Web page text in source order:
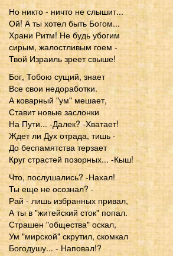
Но никто - ничто не слышит...
Ой! А ты хотел быть Богом...
Храни Ритм! Не будь убогим
сирым, жалостливым гоем -
Твой Израиль зреет свыше!
Бог, Тобою сущий, знает
Все свои недоработки.
А коварный "ум" мешает,
Ставит новые заслонки
На Пути... -Далек? -Хватает!
Ждет ли Дух отрада, тишь -
До беспамятства терзает
Круг страстей позорных... -Кыш!
Что, послушались? -Нахал!
Ты еще не осознал? -
Рай - лишь избранных привал,
А ты в "житейский сток" попал.
Страшен "общества" оскал,
Ум "мирской" скрутил, скомкал
Богодушу... - Наповал!?